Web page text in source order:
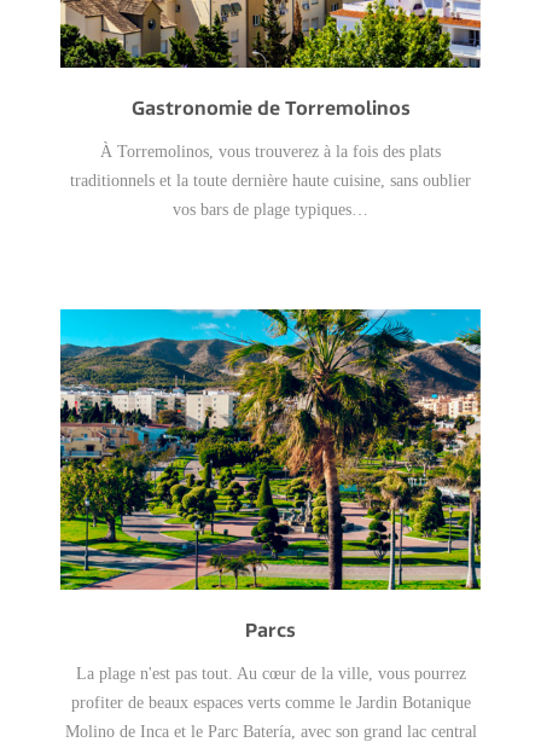
Gastronomie de Torremolinos
À Torremolinos, vous trouverez à la fois des plats
traditionnels et la toute dernière haute cuisine, sans oublier
vos bars de plage typiques…
Parcs
La plage n'est pas tout. Au cœur de la ville, vous pourrez
profiter de beaux espaces verts comme le Jardin Botanique
Molino de Inca et le Parc Batería, avec son grand lac central